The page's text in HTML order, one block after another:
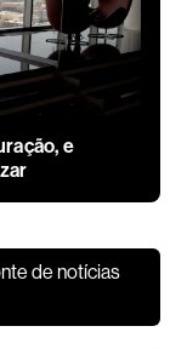
e
de notícias